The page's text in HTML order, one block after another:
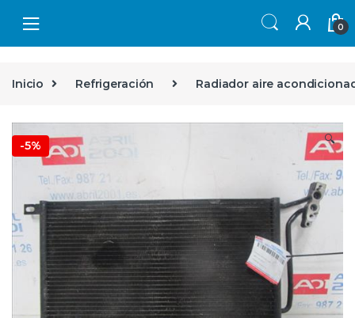
0
Inicio Refrigeración Radiador aire
-5% 🔍